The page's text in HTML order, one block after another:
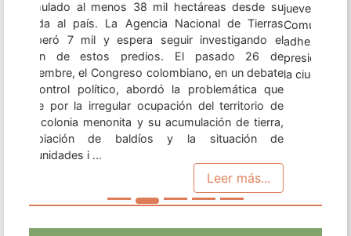
jueves en el quinto miembro pleno del Mercado
Común del Sur (Mercosur) después de que su
adhesión fuera oficializada en la LXIII cumbre
presidencial del bloque regional, que se celebra en
la ciudad brasileña de Río de Janeiro. ...
Leer más...
ACTIVIDADES Y
PRODUCCIÓN